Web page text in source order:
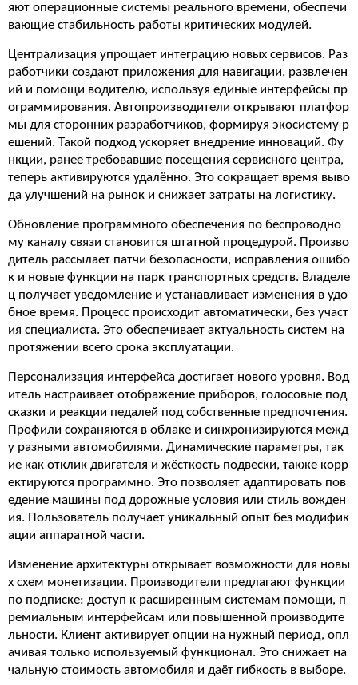
яют операционные системы реального времени, обеспечи
вающие стабильность работы критических модулей.
Централизация упрощает интеграцию новых сервисов. Раз
работчики создают приложения для навигации, развлечен
ий и помощи водителю, используя единые интерфейсы пр
ограммирования. Автопроизводители открывают платфор
мы для сторонних разработчиков, формируя экосистему р
ешений. Такой подход ускоряет внедрение инноваций. Фу
нкции, ранее требовавшие посещения сервисного центра,
теперь активируются удалённо. Это сокращает время выво
да улучшений на рынок и снижает затраты на логистику.
Обновление программного обеспечения по беспроводно
му каналу связи становится штатной процедурой. Произво
дитель рассылает патчи безопасности, исправления ошибо
к и новые функции на парк транспортных средств. Владеле
ц получает уведомление и устанавливает изменения в удо
бное время. Процесс происходит автоматически, без участ
ия специалиста. Это обеспечивает актуальность систем на
протяжении всего срока эксплуатации.
Персонализация интерфейса достигает нового уровня. Вод
итель настраивает отображение приборов, голосовые под
сказки и реакции педалей под собственные предпочтения.
Профили сохраняются в облаке и синхронизируются межд
у разными автомобилями. Динамические параметры, так
ие как отклик двигателя и жёсткость подвески, также корр
ектируются программно. Это позволяет адаптировать пов
едение машины под дорожные условия или стиль вожден
ия. Пользователь получает уникальный опыт без модифик
ации аппаратной части.
Изменение архитектуры открывает возможности для новы
х схем монетизации. Производители предлагают функции
по подписке: доступ к расширенным системам помощи, п
ремиальным интерфейсам или повышенной производите
льности. Клиент активирует опции на нужный период, опл
ачивая только используемый функционал. Это снижает на
чальную стоимость автомобиля и даёт гибкость в выборе.